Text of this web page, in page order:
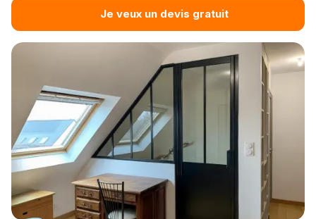
Je veux un devis gratuit